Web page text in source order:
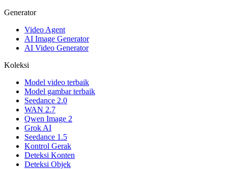
Generator
Video Agent
AI Image Generator
AI Video Generator
Koleksi
Model video terbaik
Model gambar terbaik
Seedance 2.0
WAN 2.7
Qwen Image 2
Grok AI
Seedance 1.5
Kontrol Gerak
Deteksi Konten
Deteksi Objek